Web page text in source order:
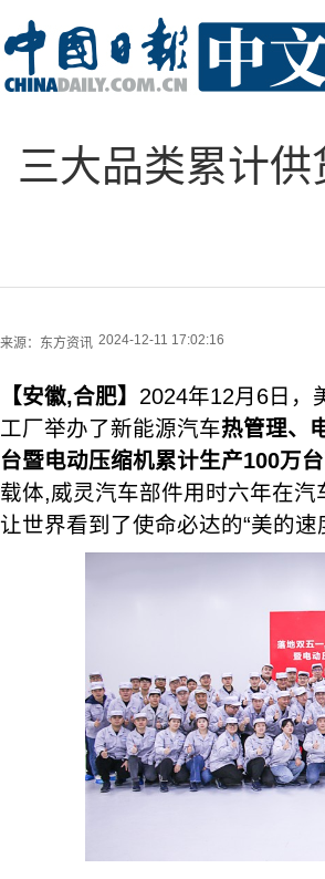
三大品类累计
来源： 东方资讯 2024-12-11 17:02:16
【安徽,合肥】 2024年12月6日，
工厂举办了新能源汽车热管理、
台暨电动压缩机累计生产100万台
载体,威灵汽车部件用时六年在
让世界看到了使命必达的“美的速